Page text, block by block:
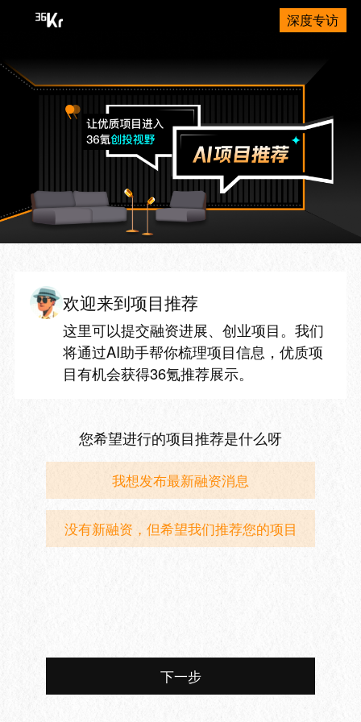
深度专访
欢迎来到项目推荐
这里可以提交融资进展、创业项目。我们
将通过AI助手帮你梳理项目信息，优质项
目有机会获得36氪推荐展示。
您希望进行的项目推荐是什么呀
我想发布最新融资消息
没有新融资，但希望我们推荐您的项目
下一步